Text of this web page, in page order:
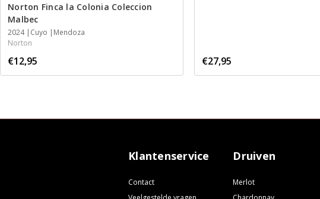
Norton Finca la Colonia Coleccion
Malbec
2024 Cuyo
Mendoza
Norton
€12,95 €27,95
Klantenservice
Contact
Druiven
Merlot